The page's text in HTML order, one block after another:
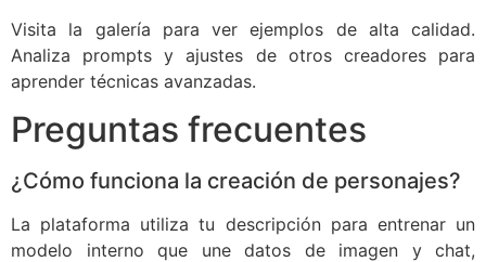
Visita la galería para ver ejemplos de alta calidad.
Analiza prompts y ajustes de otros creadores para
aprender técnicas avanzadas.
Preguntas frecuentes
¿Cómo funciona la creación de personajes?
La plataforma utiliza tu descripción para entrenar un
modelo interno que une datos de imagen y chat,